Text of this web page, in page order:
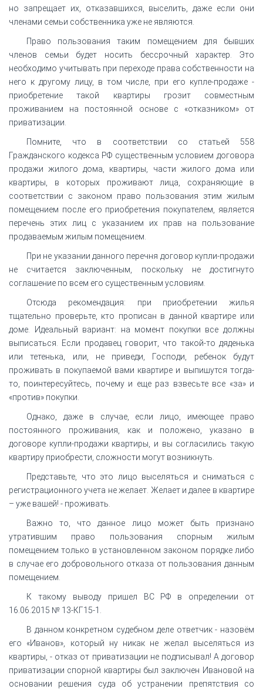
но запрещает их, отказавшихся, выселить, даже если они
членами семьи собственника уже не являются.
Право пользования таким помещением для бывших
членов семьи будет носить бессрочный характер. Это
необходимо учитывать при переходе права собственности на
него к другому лицу, в том числе, при его купле-продаже -
приобретение такой квартиры грозит совместным
проживанием на постоянной основе с «отказником» от
приватизации.
Помните, что в соответствии со статьей 558
Гражданского кодекса РФ существенным условием договора
продажи жилого дома, квартиры, части жилого дома или
квартиры, в которых проживают лица, сохраняющие в
соответствии с законом право пользования этим жилым
помещением после его приобретения покупателем, является
перечень этих лиц с указанием их прав на пользование
продаваемым жилым помещением.
При не указании данного перечня договор купли-продажи
не считается заключенным, поскольку не достигнуто
соглашение по всем его существенным условиям.
Отсюда рекомендация: при приобретении жилья
тщательно проверьте, кто прописан в данной квартире или
доме. Идеальный вариант: на момент покупки все должны
выписаться. Если продавец говорит, что такой-то дяденька
или тетенька, или, не приведи, Господи, ребенок будут
проживать в покупаемой вами квартире и выпишутся тогда-
то, поинтересуйтесь, почему и еще раз взвесьте все «за» и
«против» покупки.
Однако, даже в случае, если лицо, имеющее право
постоянного проживания, как и положено, указано в
договоре купли-продажи квартиры, и вы согласились такую
квартиру приобрести, сложности могут возникнуть.
Представьте, что это лицо выселяться и сниматься с
регистрационного учета не желает. Желает и далее в квартире
– уже вашей! - проживать.
Важно то, что данное лицо может быть признано
утратившим право пользования спорным жилым
помещением только в установленном законом порядке либо
в случае его добровольного отказа от пользования данным
помещением.
К такому выводу пришел ВС РФ в определении от
16.06.2015 № 13-КГ15-1.
В данном конкретном судебном деле ответчик - назовём
его «Иванов», который ну никак не желал выселяться из
квартиры, - отказ от приватизации не подписывал! А договор
приватизации спорной квартиры был заключен Ивановой на
основании решения суда об устранении препятствия со